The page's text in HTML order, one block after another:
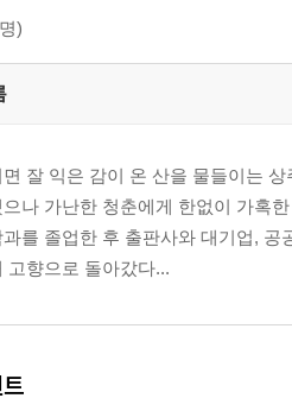
)
잘 익은 감이 온 산을 물들이는
나 가난한 청춘에게 한없이 가혹
를 졸업한 후 출판사와 대기업,
고향으로 돌아갔다...